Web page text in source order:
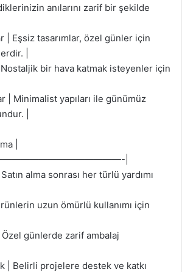
anılarını zarif bir şekilde
| Eşsiz tasarımlar, özel günler için
|
bir hava katmak isteyenler için
| Minimalist yapıları ile günümüz
|
|
|
alma sonrası her türlü yardımı
uzun ömürlü kullanımı için
Özel günlerde zarif ambalaj
| Belirli projelere destek ve katkı